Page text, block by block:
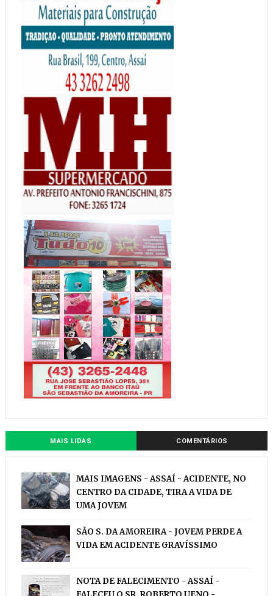
MAIS LIDAS COMENTÁRIOS
MAIS IMAGENS - ASSAÍ - ACIDENTE, NO
CENTRO DA CIDADE, TIRA A VIDA DE
UMA JOVEM
SÃO S. DA AMOREIRA - JOVEM PERDE A
VIDA EM ACIDENTE GRAVÍSSIMO
NOTA DE FALECIMENTO - ASSAÍ -